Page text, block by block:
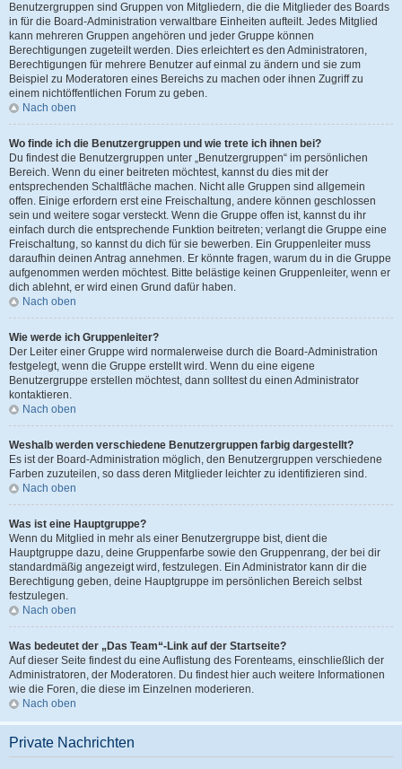
Benutzergruppen sind Gruppen von Mitgliedern, die die Mitglieder des Boards
in für die Board-Administration verwaltbare Einheiten aufteilt. Jedes Mitglied
kann mehreren Gruppen angehören und jeder Gruppe können
Berechtigungen zugeteilt werden. Dies erleichtert es den Administratoren,
Berechtigungen für mehrere Benutzer auf einmal zu ändern und sie zum
Beispiel zu Moderatoren eines Bereichs zu machen oder ihnen Zugriff zu
einem nichtöffentlichen Forum zu geben.
Nach oben
Wo finde ich die Benutzergruppen und wie trete ich ihnen bei?
Du findest die Benutzergruppen unter „Benutzergruppen“ im persönlichen
Bereich. Wenn du einer beitreten möchtest, kannst du dies mit der
entsprechenden Schaltfläche machen. Nicht alle Gruppen sind allgemein
offen. Einige erfordern erst eine Freischaltung, andere können geschlossen
sein und weitere sogar versteckt. Wenn die Gruppe offen ist, kannst du ihr
einfach durch die entsprechende Funktion beitreten; verlangt die Gruppe eine
Freischaltung, so kannst du dich für sie bewerben. Ein Gruppenleiter muss
daraufhin deinen Antrag annehmen. Er könnte fragen, warum du in die Gruppe
aufgenommen werden möchtest. Bitte belästige keinen Gruppenleiter, wenn er
dich ablehnt, er wird einen Grund dafür haben.
Nach oben
Wie werde ich Gruppenleiter?
Der Leiter einer Gruppe wird normalerweise durch die Board-Administration
festgelegt, wenn die Gruppe erstellt wird. Wenn du eine eigene
Benutzergruppe erstellen möchtest, dann solltest du einen Administrator
kontaktieren.
Nach oben
Weshalb werden verschiedene Benutzergruppen farbig dargestellt?
Es ist der Board-Administration möglich, den Benutzergruppen verschiedene
Farben zuzuteilen, so dass deren Mitglieder leichter zu identifizieren sind.
Nach oben
Was ist eine Hauptgruppe?
Wenn du Mitglied in mehr als einer Benutzergruppe bist, dient die
Hauptgruppe dazu, deine Gruppenfarbe sowie den Gruppenrang, der bei dir
standardmäßig angezeigt wird, festzulegen. Ein Administrator kann dir die
Berechtigung geben, deine Hauptgruppe im persönlichen Bereich selbst
festzulegen.
Nach oben
Was bedeutet der „Das Team“-Link auf der Startseite?
Auf dieser Seite findest du eine Auflistung des Forenteams, einschließlich der
Administratoren, der Moderatoren. Du findest hier auch weitere Informationen
wie die Foren, die diese im Einzelnen moderieren.
Nach oben
Private Nachrichten